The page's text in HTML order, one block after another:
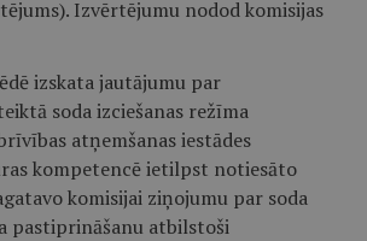
Izvērtējumu nodod komisijas
izskata jautājumu par
soda izciešanas režīma
atņemšanas iestādes
kompetencē ietilpst notiesāto
komisijai ziņojumu par soda
pastiprināšanu atbilstoši